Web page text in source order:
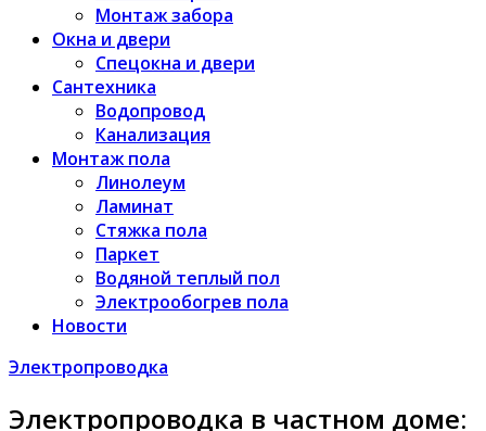
Монтаж забора
Окна и двери
Спецокна и двери
Сантехника
Водопровод
Канализация
Монтаж пола
Линолеум
Ламинат
Стяжка пола
Паркет
Водяной теплый пол
Электрообогрев пола
Новости
Электропроводка
Электропроводка в частном доме: